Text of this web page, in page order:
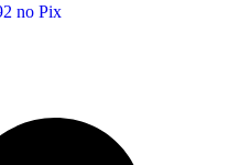
no Pix